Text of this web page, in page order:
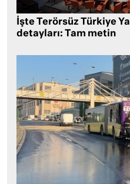
İşte Terörsüz Türkiye
detayları: Tam metin